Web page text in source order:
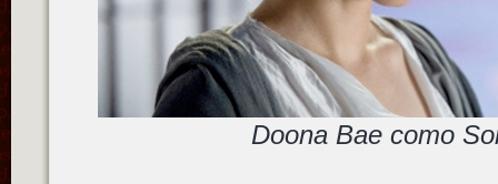
Doona Bae como